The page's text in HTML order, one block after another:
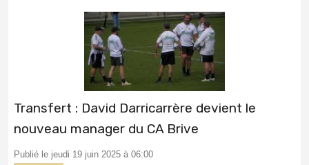
Transfert : David Darricarrère devient le
nouveau manager du CA Brive
Publié le jeudi 19 juin 2025 à 06:00